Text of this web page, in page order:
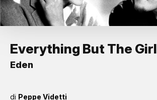
Everything But The Girl
Eden
di Peppe Videtti